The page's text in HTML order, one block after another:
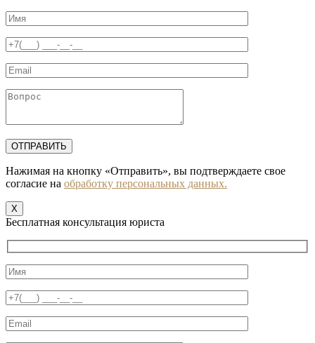
Нажимая на кнопку «Отправить», вы подтверждаете свое
согласие на обработку персональных данных.
X
Бесплатная консультация юриста